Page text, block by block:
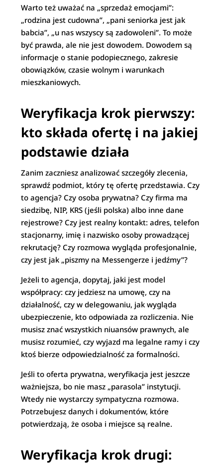
Warto też uważać na „sprzedaż emocjami”:
„rodzina jest cudowna”, „pani seniorka jest jak
babcia”, „u nas wszyscy są zadowoleni”. To może
być prawda, ale nie jest dowodem. Dowodem są
informacje o stanie podopiecznego, zakresie
obowiązków, czasie wolnym i warunkach
mieszkaniowych.
Weryfikacja krok pierwszy:
kto składa ofertę i na jakiej
podstawie działa
Zanim zaczniesz analizować szczegóły zlecenia,
sprawdź podmiot, który tę ofertę przedstawia. Czy
to agencja? Czy osoba prywatna? Czy firma ma
siedzibę, NIP, KRS (jeśli polska) albo inne dane
rejestrowe? Czy jest realny kontakt: adres, telefon
stacjonarny, imię i nazwisko osoby prowadzącej
rekrutację? Czy rozmowa wygląda profesjonalnie,
czy jest jak „piszmy na Messengerze i jedźmy”?
Jeżeli to agencja, dopytaj, jaki jest model
współpracy: czy jedziesz na umowę, czy na
działalność, czy w delegowaniu, jak wygląda
ubezpieczenie, kto odpowiada za rozliczenia. Nie
musisz znać wszystkich niuansów prawnych, ale
musisz rozumieć, czy wyjazd ma legalne ramy i czy
ktoś bierze odpowiedzialność za formalności.
Jeśli to oferta prywatna, weryfikacja jest jeszcze
ważniejsza, bo nie masz „parasola” instytucji.
Wtedy nie wystarczy sympatyczna rozmowa.
Potrzebujesz danych i dokumentów, które
potwierdzają, że osoba i miejsce są realne.
Weryfikacja krok drugi: